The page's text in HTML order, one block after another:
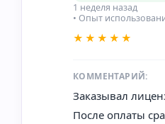
1 неделя назад
• Опыт
★★★★★
КОММЕНТАРИЙ:
Заказывал
После оплаты